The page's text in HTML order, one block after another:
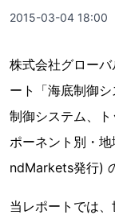
2015-03-04 18:00
株式会社グロー
ート「海底制御
制御システム、
ポーネント別・
ndMarkets発行)
当レポートでは